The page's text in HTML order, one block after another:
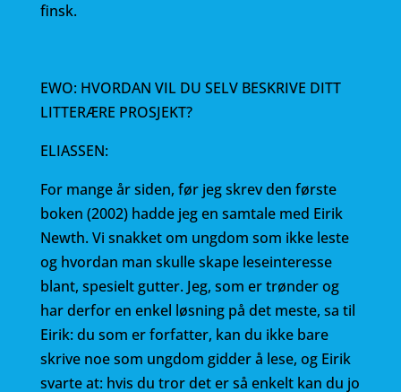
finsk.
EWO: HVORDAN VIL DU SELV BESKRIVE DITT
LITTERÆRE PROSJEKT?
ELIASSEN:
For mange år siden, før jeg skrev den første
boken (2002) hadde jeg en samtale med Eirik
Newth. Vi snakket om ungdom som ikke leste
og hvordan man skulle skape leseinteresse
blant, spesielt gutter. Jeg, som er trønder og
har derfor en enkel løsning på det meste, sa til
Eirik: du som er forfatter, kan du ikke bare
skrive noe som ungdom gidder å lese, og Eirik
svarte at: hvis du tror det er så enkelt kan du jo